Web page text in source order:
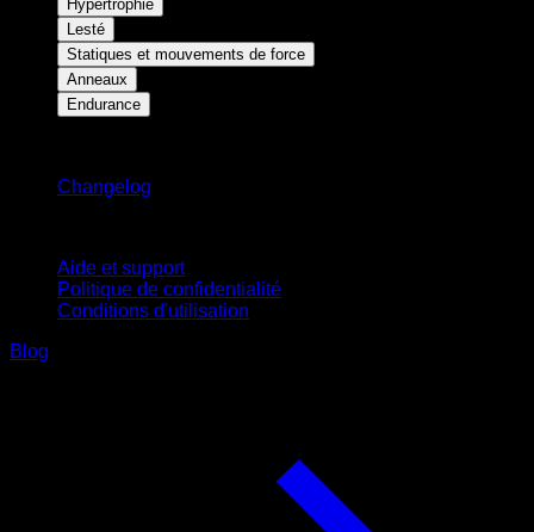
Hypertrophie
Lesté
Statiques et mouvements de force
Anneaux
Endurance
Changelog
Aide et support
Politique de confidentialité
Conditions d'utilisation
Blog